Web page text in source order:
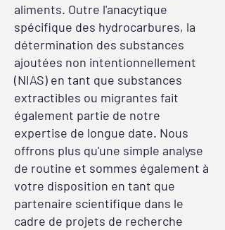
aliments. Outre l'anacytique
spécifique des hydrocarbures, la
détermination des substances
ajoutées non intentionnellement
(NIAS) en tant que substances
extractibles ou migrantes fait
également partie de notre
expertise de longue date. Nous
offrons plus qu'une simple analyse
de routine et sommes également à
votre disposition en tant que
partenaire scientifique dans le
cadre de projets de recherche